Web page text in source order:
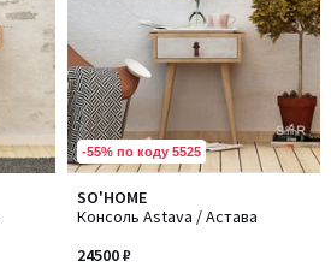
-55% по коду 5525
SO'HOME
Консоль Astava / Астава
24500 ₽